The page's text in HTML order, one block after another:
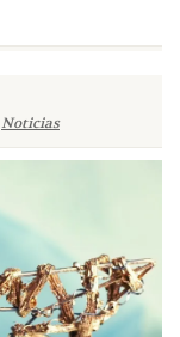
Noticias